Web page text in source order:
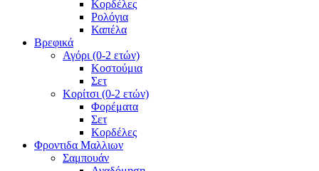
Κορδέλες
Ρολόγια
Καπέλα
Βρεφικά
Αγόρι (0-2 ετών)
Κοστούμια
Σετ
Κορίτσι (0-2 ετών)
Φορέματα
Σετ
Κορδέλες
Φροντιδα Μαλλιων
Σαμπουάν